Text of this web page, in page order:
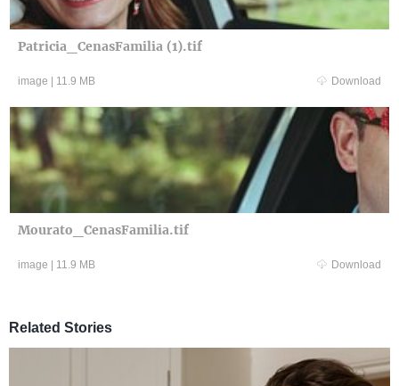
Patricia_CenasFamilia (1).tif
image 11.9 MB Download
Mourato_CenasFamilia.tif
image 11.9 MB Download
Related Stories